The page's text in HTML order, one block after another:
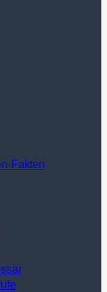
Fakten